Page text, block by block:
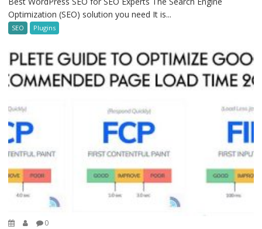
Optimization (SEO) solution you need It is...
SEO Plugins
0